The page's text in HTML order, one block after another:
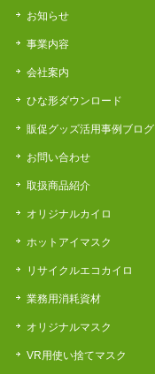
お知らせ
事業内容
会社案内
ひな形ダウンロード
販促グッズ活用事例ブログ
お問い合わせ
取扱商品紹介
オリジナルカイロ
ホットアイマスク
リサイクルエコカイロ
業務用消耗資材
オリジナルマスク
VR用使い捨てマスク